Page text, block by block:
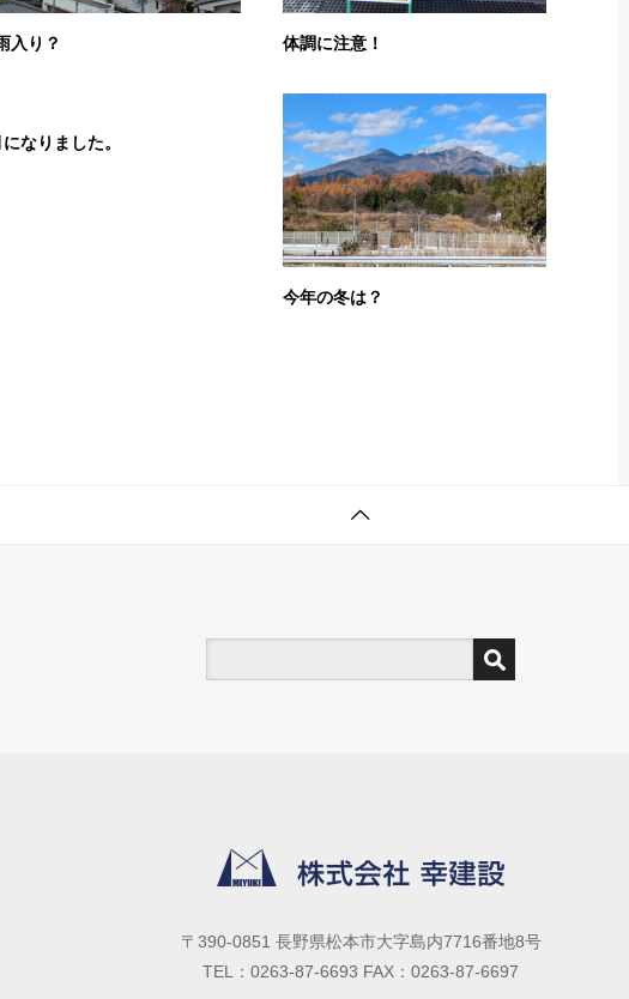
入り？ 体調に注意！
なりました。
今年の冬は？
〒390-0851 長野県松本市大字島内7716番地8号
TEL：0263-87-6693 FAX：0263-87-6697